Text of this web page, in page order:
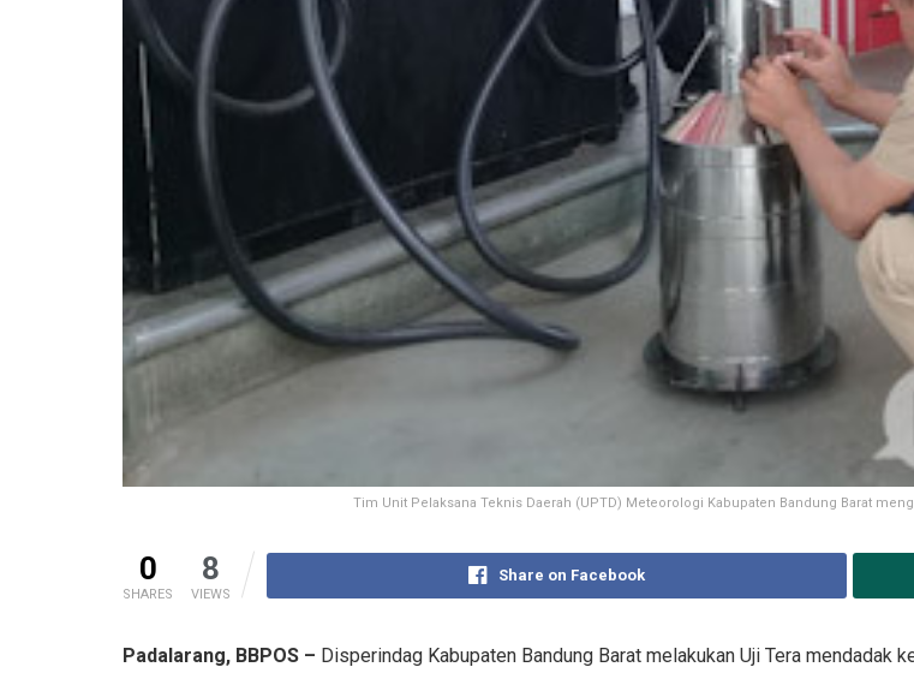
Tim Unit Pelaksana Teknis Daerah (UPTD) Meteorologi Kabupaten Bandung Barat
0
SHARES
8
VIEWS
Share on Facebook
Padalarang, BBPOS – Disperindag Kabupaten Bandung Barat melakukan Uji Tera mendadak